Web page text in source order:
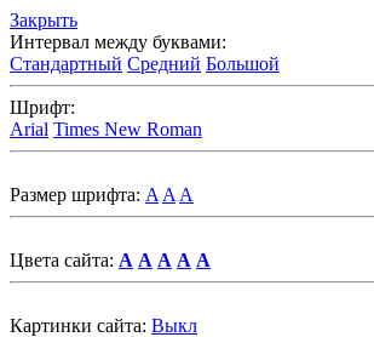
Закрыть
Интервал между буквами:
Стандартный Средний Большой
Шрифт:
Arial Times New Roman
Размер шрифта: A A A
Цвета сайта: A A A A A
Картинки сайта: Выкл